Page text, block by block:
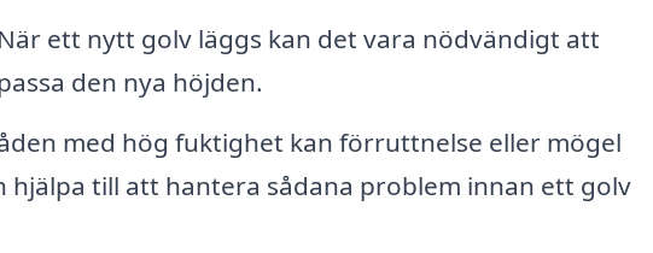
När ett nytt golv läggs kan det vara nödvändigt att
den nya höjden.
med hög fuktighet kan förruttnelse eller mögel
hjälpa till att hantera sådana problem innan ett golv